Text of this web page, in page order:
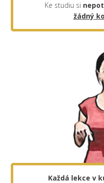
Ke studiu si
žádný
Každá lekce v